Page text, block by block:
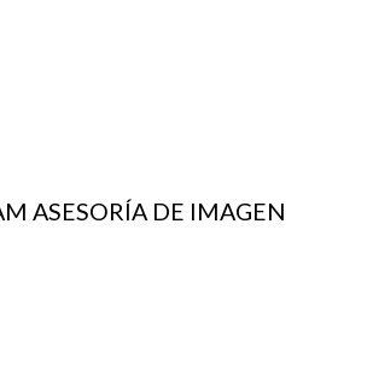
ASESORÍA DE IMAGEN